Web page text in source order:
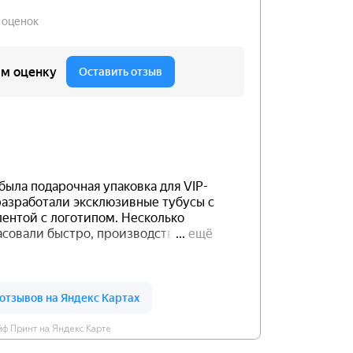
Принт на Яндекс.Карте